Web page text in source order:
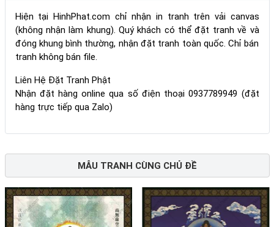
Hiện tại HinhPhat.com chỉ nhận in tranh trên vải canvas
(không nhận làm khung). Quý khách có thể đặt tranh về và
đóng khung bình thường, nhận đặt tranh toàn quốc. Chỉ bán
tranh không bán file.
Liên Hệ Đặt Tranh Phật
Nhận đặt hàng online qua số điện thoại 0937789949 (đặt
hàng trực tiếp qua Zalo)
MẪU TRANH CÙNG CHỦ ĐỀ